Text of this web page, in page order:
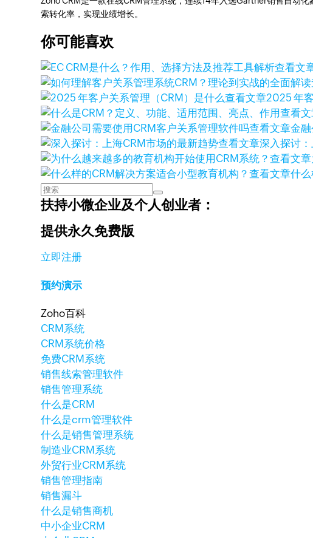
索转化率，实现业绩增长。
你可能喜欢
查看文
查看文章2025 年
查看
查看文章金
查看文章深入探讨
查看文章
查看文章什
扶持小微企业及个人创业者：
提供永久免费版
立即注册
预约演示
Zoho百科
CRM系统
CRM系统价格
免费CRM系统
销售线索管理软件
销售管理系统
什么是CRM
什么是crm管理软件
什么是销售管理系统
制造业CRM系统
外贸行业CRM系统
销售管理指南
销售漏斗
什么是销售商机
中小企业CRM